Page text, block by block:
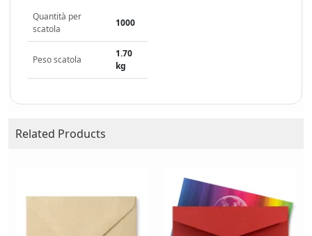
Quantità per
scatola
1000
Peso scatola
1.70
kg
Related Products